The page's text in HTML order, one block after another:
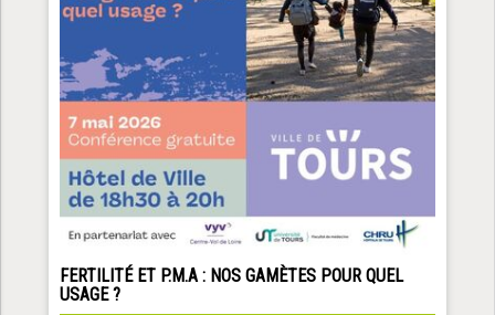
FERTILITÉ ET P.M.A : NOS GAMÈTES POUR QUEL
USAGE ?